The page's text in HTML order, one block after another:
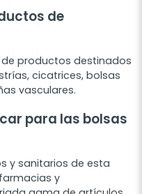
de
productos destinados
cicatrices, bolsas
vasculares.
para las bolsas
y sanitarios de esta
y